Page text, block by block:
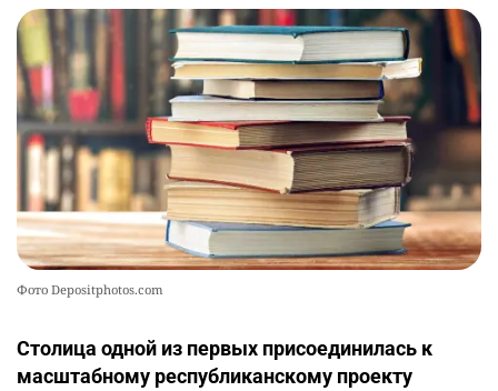
Фото Depositphotos.com
Столица одной из первых присоединилась к
масштабному республиканскому проекту